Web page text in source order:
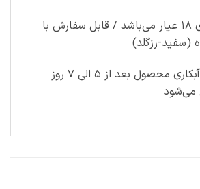
تمامی کارها طلای ۱۸ عیار می‌باشد / قابل سفارش با
(سفید-رزگلد)
در صورت نیاز به آبکاری محصول بعد از ۵ الی ۷ روز
می‌شود